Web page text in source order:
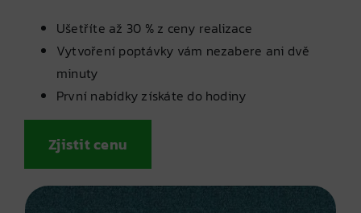
Ušetříte až 30 % z ceny realizace
Vytvoření poptávky vám nezabere ani dvě
minuty
První nabídky získáte do hodiny
Zjistit cenu